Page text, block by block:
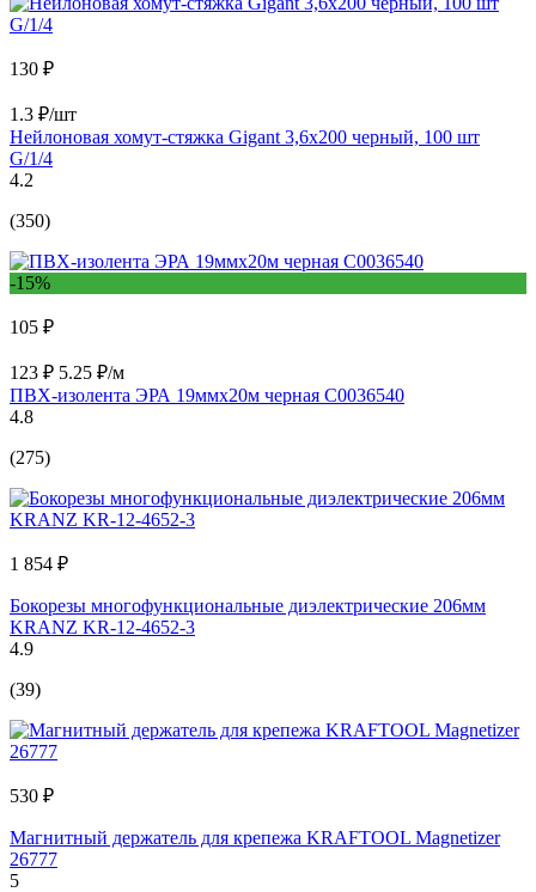
130 ₽
1.3 ₽/шт
Нейлоновая хомут-стяжка Gigant 3,6х200 черный, 100 шт
G/1/4
4.2
(350)
-15%
105 ₽
123 ₽ 5.25 ₽/м
ПВХ-изолента ЭРА 19ммх20м черная C0036540
4.8
(275)
1 854 ₽
Бокорезы многофункциональные диэлектрические 206мм
KRANZ KR-12-4652-3
4.9
(39)
530 ₽
Магнитный держатель для крепежа KRAFTOOL Magnetizer
26777
5